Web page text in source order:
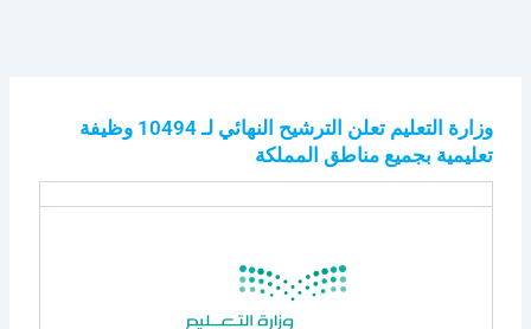
وزارة التعليم تعلن الترشيح النهائي لـ 10494 وظيفة
تعليمية بجميع مناطق المملكة